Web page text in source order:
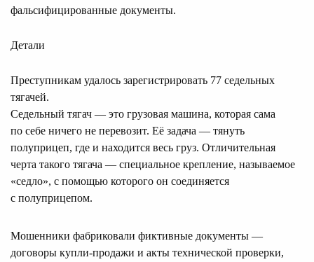
фальсифицированные документы.
Детали
Преступникам удалось зарегистрировать 77 седельных
тягачей.
Седельный тягач — это грузовая машина, которая сама
по себе ничего не перевозит. Её задача — тянуть
полуприцеп, где и находится весь груз. Отличительная
черта такого тягача — специальное крепление, называемое
«седло», с помощью которого он соединяется
с полуприцепом.
Мошенники фабриковали фиктивные документы —
договоры купли-продажи и акты технической проверки,